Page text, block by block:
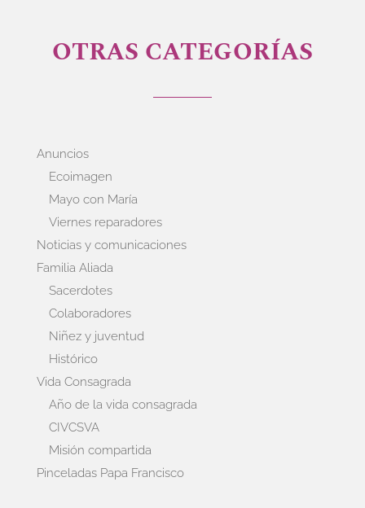
OTRAS CATEGORÍAS
Anuncios
Ecoimagen
Mayo con María
Viernes reparadores
Noticias y comunicaciones
Familia Aliada
Sacerdotes
Colaboradores
Niñez y juventud
Histórico
Vida Consagrada
Año de la vida consagrada
CIVCSVA
Misión compartida
Pinceladas Papa Francisco